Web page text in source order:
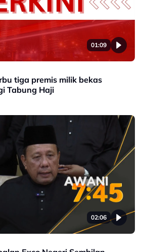
01:09
tiga premis milik bekas
Tabung Haji
02:06